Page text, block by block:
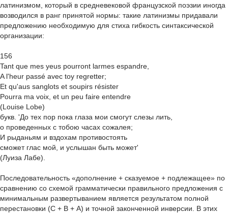
латинизмом, который в средневековой французской поэзии иногда
возводился в ранг принятой нормы: такие латинизмы придавали
предложению необходимую для стиха гибкость синтаксической
организации:
156
Tant que mes yeus pourront larmes espandre,
A l'heur passé avec toy regretter;
Et qu'aus sanglots et soupirs résister
Pourra ma voix, et un peu faire entendre
(Louise Lobe)
букв. 'До тех пор пока глаза мои смогут слезы лить,
о проведенных с тобою часах сожалея;
И рыданьям и вздохам противостоять
сможет глас мой, и услышан быть может'
(Луиза Лабе).
Последовательность «дополнение + сказуемое + подлежащее» по
сравнению со схемой грамматически правильного предложения с
минимальным развертыванием является результатом полной
перестановки (С + В + A) и точной законченной инверсии. В этих